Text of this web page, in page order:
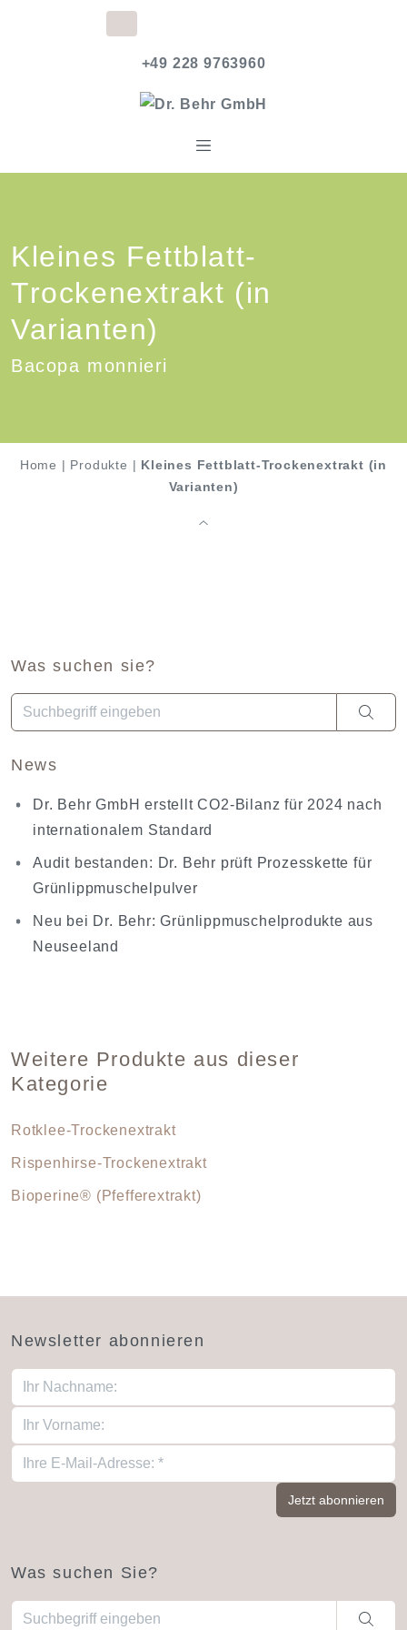
+49 228 9763960
Kleines Fettblatt-
Trockenextrakt (in
Varianten)
Bacopa monnieri
Home | Produkte | Kleines Fettblatt-Trockenextrakt (in
Varianten)
Was suchen sie?
Wenn die Ergebnisse der automatischen
News
Dr. Behr GmbH erstellt CO2-Bilanz für 2024 nach
internationalem Standard
Audit bestanden: Dr. Behr prüft Prozesskette für
Grünlippmuschelpulver
Neu bei Dr. Behr: Grünlippmuschelprodukte aus
Neuseeland
Weitere Produkte aus dieser
Kategorie
Rotklee-Trockenextrakt
Rispenhirse-Trockenextrakt
Bioperine® (Pfefferextrakt)
Newsletter abonnieren
Was suchen Sie?
Wenn die Ergebnisse der automatischen